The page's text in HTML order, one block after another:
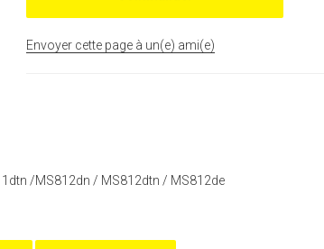
Envoyer cette page à un(e) ami(e)
/MS812dn / MS812dtn / MS812de